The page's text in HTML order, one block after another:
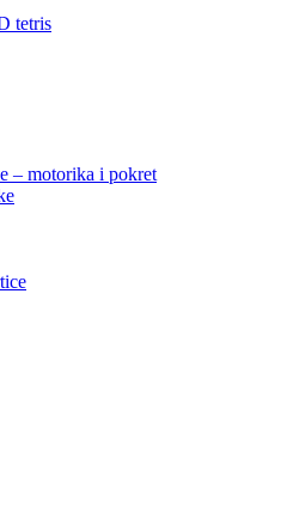
tetris
– motorika i pokret